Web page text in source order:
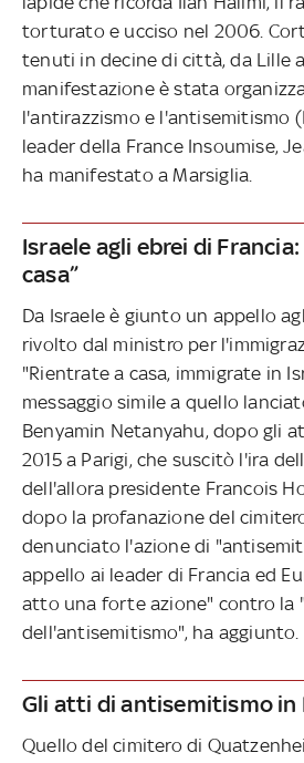
torturato e ucciso nel 2006.
tenuti in decine di città, da Lille
manifestazione è stata
l'antirazzismo e l'antisemitismo
leader della France Insoumise,
ha manifestato a Marsiglia.
Israele agli ebrei di
casa”
Da Israele è giunto un appello
rivolto dal ministro per
"Rientrate a casa, immigrate in
messaggio simile a quello
Benyamin Netanyahu, dopo gli
2015 a Parigi, che suscitò l'ira
dell'allora presidente Francois
dopo la profanazione del
denunciato l'azione di
appello ai leader di Francia ed
atto una forte azione" contro la
dell'antisemitismo", ha aggiunto.
Gli atti di antisemitismo in
Quello del cimitero di